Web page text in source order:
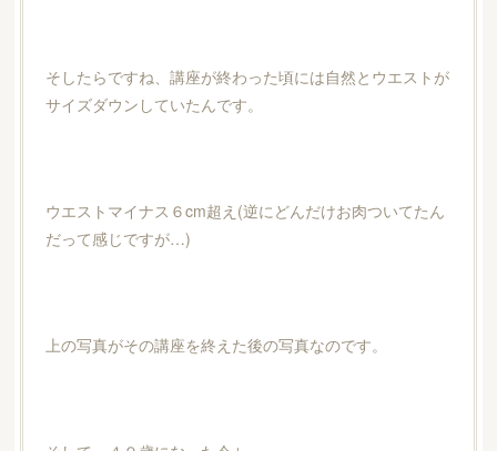
そしたらですね、講座が終わった頃には自然とウエストが
サイズダウンしていたんです。
ウエストマイナス６cm超え(逆にどんだけお肉ついてたん
だって感じですが…)
上の写真がその講座を終えた後の写真なのです。